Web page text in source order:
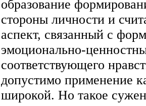
образование
стороны личности и
аспект, связанный с
эмоционально-
соответствующего
допустимо применение
широкой. Но такое